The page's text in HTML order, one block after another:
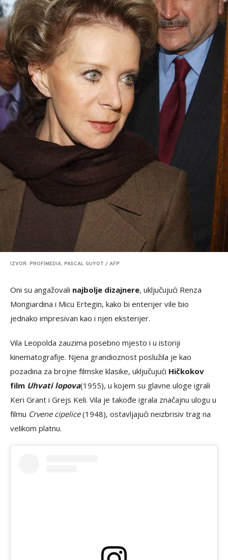
IZVOR: PROFIMEDIA, PASCAL GUYOT / AFP
Oni su angažovali najbolje dizajnere, uključujući Renza
Mongiardina i Micu Ertegin, kako bi enterijer vile bio
jednako impresivan kao i njen eksterijer.
Vila Leopolda zauzima posebno mjesto i u istoriji
kinematografije. Njena grandioznost poslužila je kao
pozadina za brojne filmske klasike, uključujući Hičkokov
film Uhvati lopova(1955), u kojem su glavne uloge igrali
Keri Grant i Grejs Keli. Vila je takođe igrala značajnu ulogu u
filmu Crvene cipelice(1948), ostavljajući neizbrisiv trag na
velikom platnu.